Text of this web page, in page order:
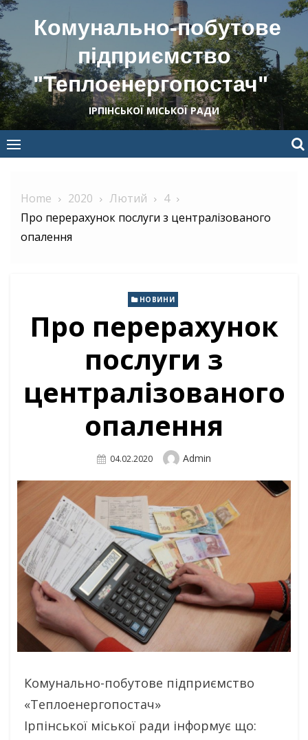
Skip
content
Комунально-побутове
підприємство
"Теплоенергопостач"
ІРПІНСЬКОЇ МІСЬКОЇ РАДИ
Home 2020 Лютий
4
Про перерахунок послуги з централізованого
опалення
НОВИНИ
Про перерахунок
послуги з
централізованого
опалення
Posted
04.02.2020 Author
Admin
Комунально-побутове підприємство
«Теплоенергопостач»
Ірпінської міської ради інформує що: